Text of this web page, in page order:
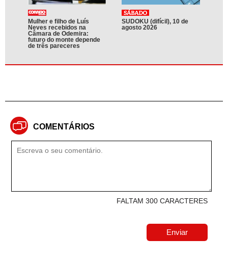
Mulher e filho de Luís
Neves recebidos na
Câmara de Odemira:
futuro do monte depende
de três pareceres
SUDOKU (difícil), 10 de
agosto 2026
COMENTÁRIOS
FALTAM 300 CARACTERES